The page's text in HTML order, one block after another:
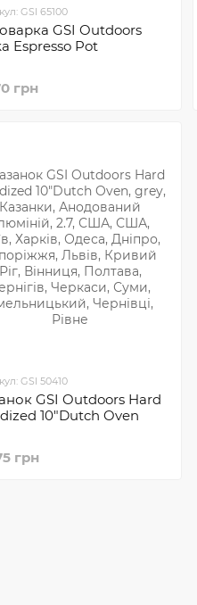
GSI 65100
GSI Outdoors
Espresso Pot
грн
GSI 50410
GSI Outdoors Hard
10″Dutch Oven
грн